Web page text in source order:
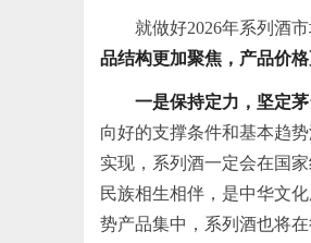
就做好2026年系列酒
品结构更加聚焦，产品价
一是保持定力，坚定
向好的支撑条件和基本趋
实现，系列酒一定会在国
民族相生相伴，是中华文
势产品集中，系列酒也将